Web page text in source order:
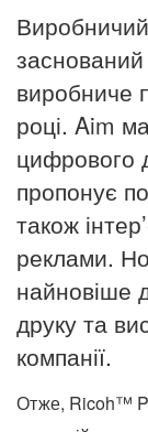
виробниче
році. Aim
цифрового
пропонує
також
реклами.
найновіше
друку та
компанії.
Отже, Ricoh™